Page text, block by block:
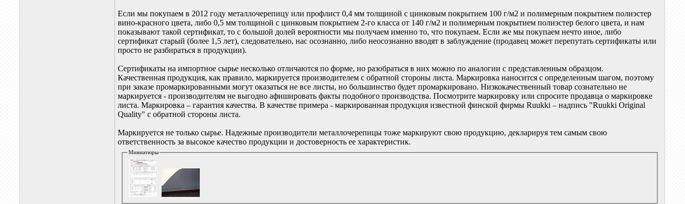
Если мы покупаем в 2012 году металлочерепицу или профлист 0,4 мм толщиной с цинковым покрытием 100 г/м2 и полимерным покрытием полиэстер
вино-красного цвета, либо 0,5 мм толщиной с цинковым покрытием 2-го класса от 140 г/м2 и полимерным покрытием полиэстер белого цвета, и нам
показывают такой сертификат, то с большой долей вероятности мы получаем именно то, что покупаем. Если же мы покупаем нечто иное, либо
сертификат старый (более 1,5 лет), следовательно, нас осознанно, либо неосознанно вводят в заблуждение (продавец может перепутать сертификаты или
просто не разбираться в продукции).
Сертификаты на импортное сырье несколько отличаются по форме, но разобраться в них можно по аналогии с представленным образцом.
Качественная продукция, как правило, маркируется производителем с обратной стороны листа. Маркировка наносится с определенным шагом, поэтому
при заказе промаркированными могут оказаться не все листы, но большинство будет промаркировано. Низкокачественный товар сознательно не
маркируется - производителям не выгодно афишировать факты подобного производства. Посмотрите маркировку или спросите продавца о маркировке
листа. Маркировка – гарантия качества. В качестве примера - маркированная продукция известной финской фирмы Ruukki – надпись "Ruukki Original
Quality" с обратной стороны листа.
Маркируется не только сырье. Надежные производители металлочерепицы тоже маркируют свою продукцию, декларируя тем самым свою
ответственность за высокое качество продукции и достоверность ее характеристик.
Миниатюры